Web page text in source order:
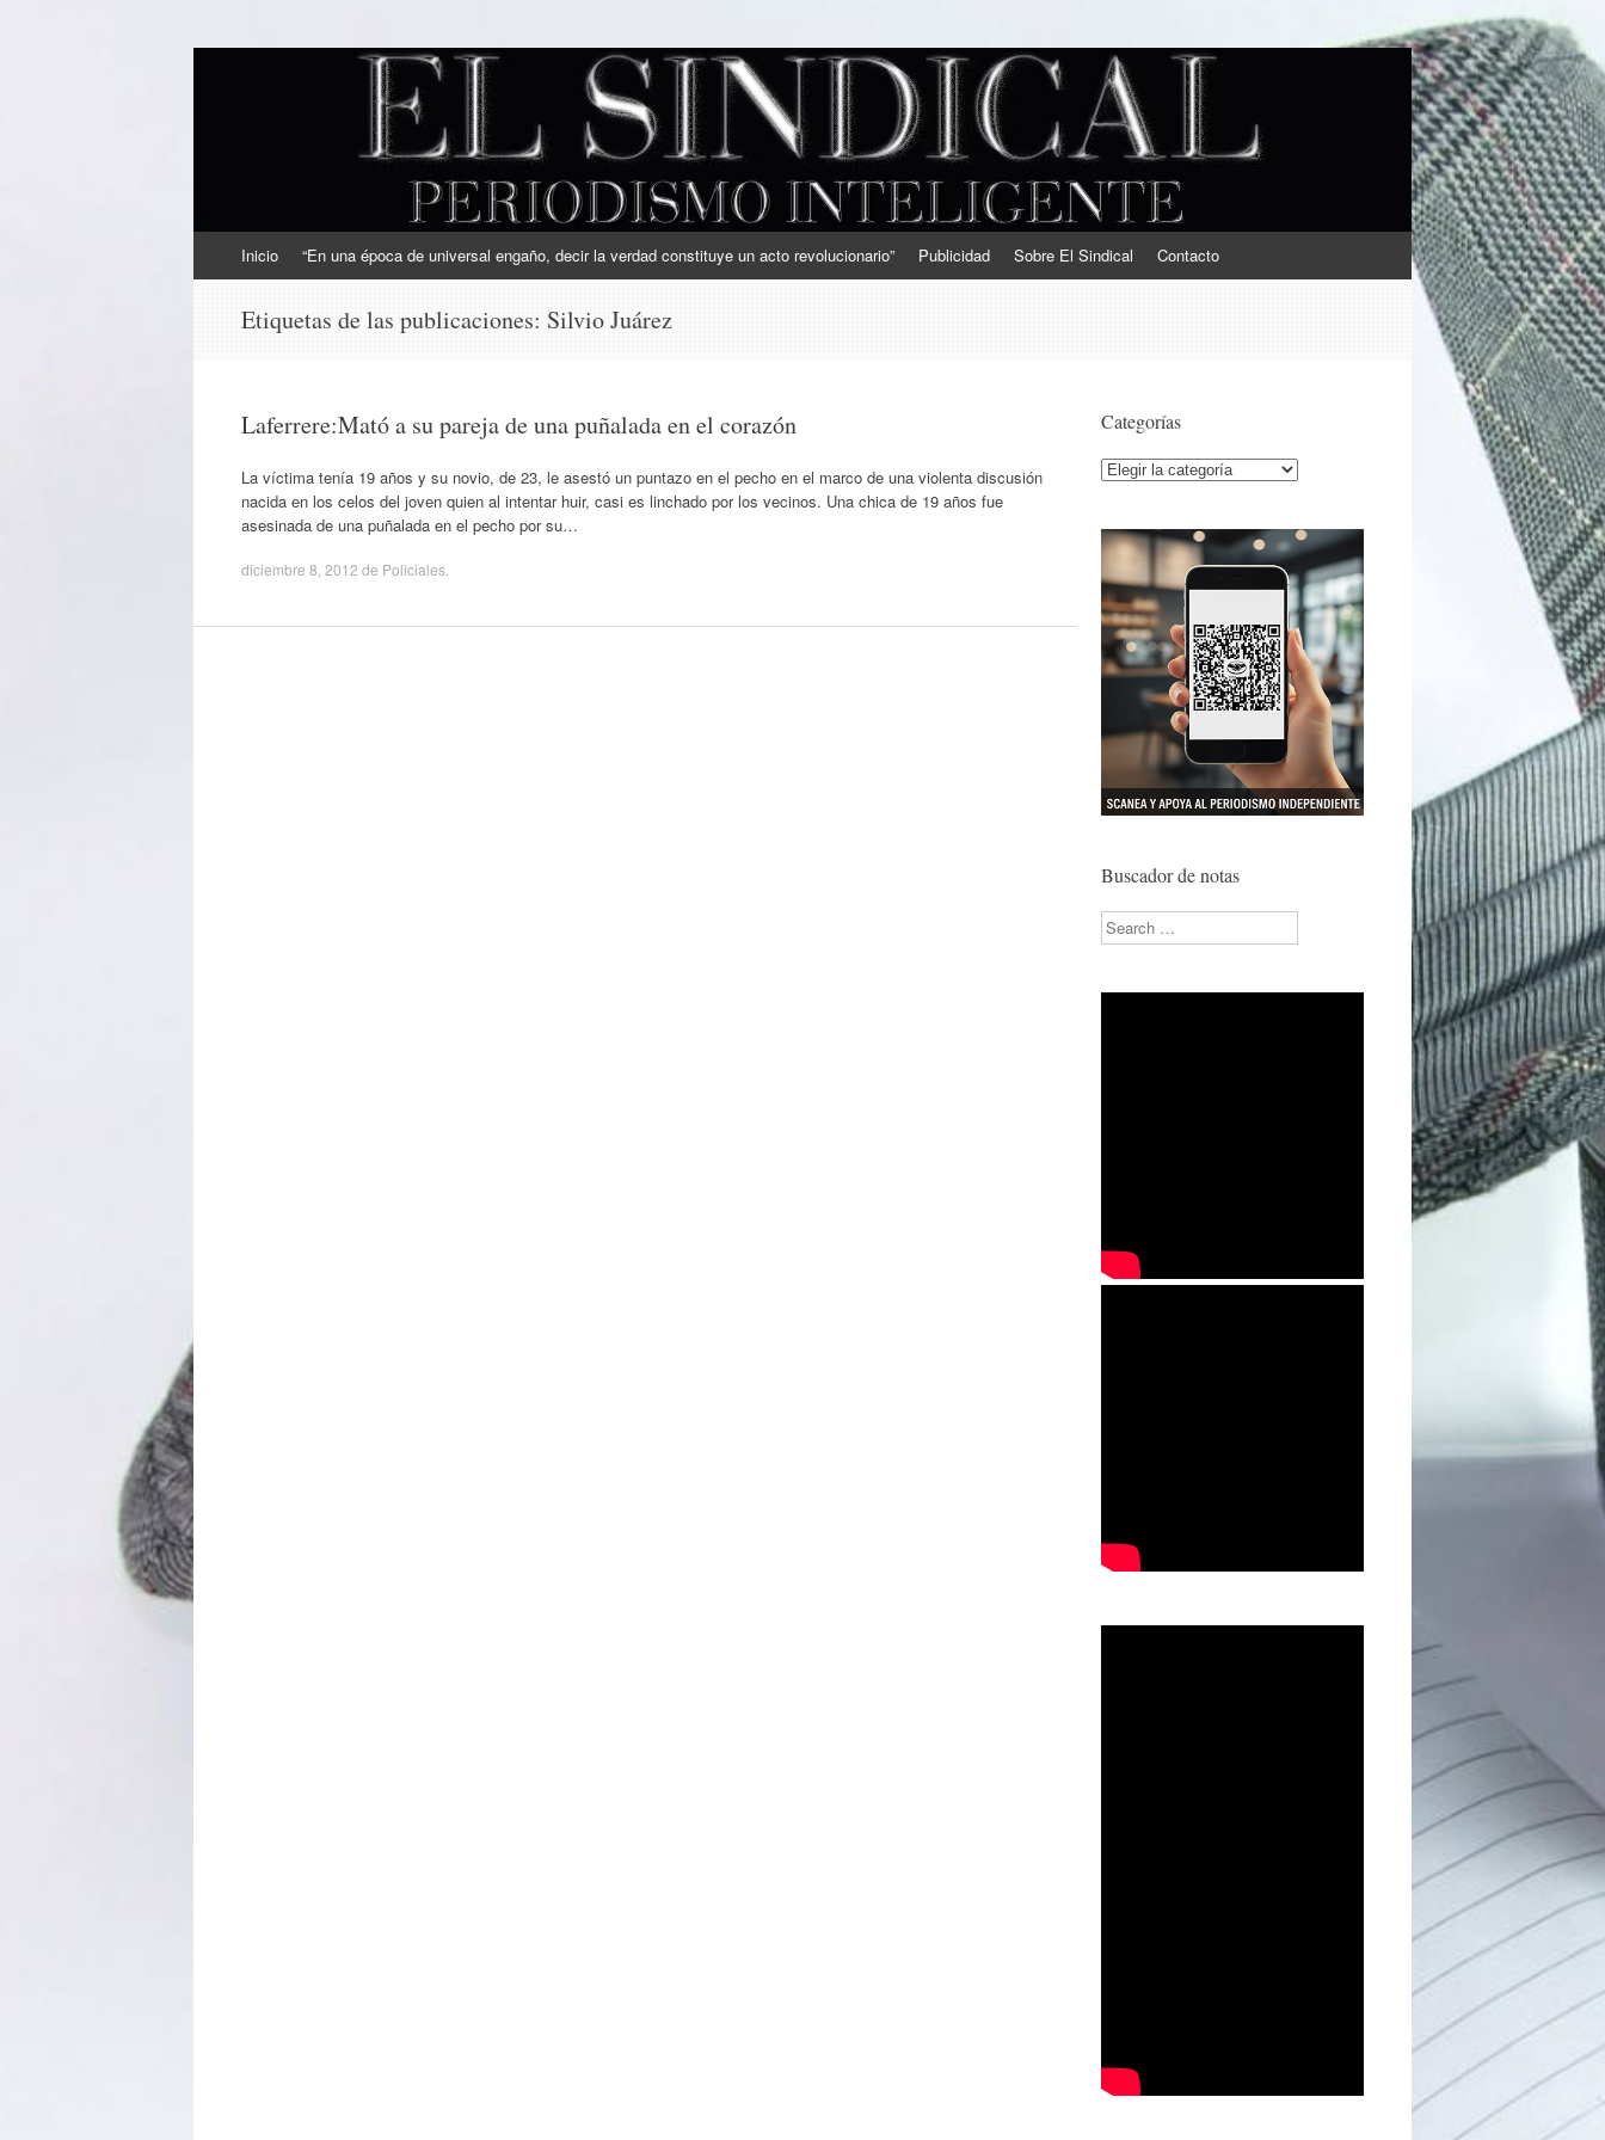
EL SINDICAL
Periodismo Inteligente
al
Inicio “En una época de universal engaño, decir la verdad constituye un acto revolucionario” Publicidad Sobre El Sindical Contacto
Etiquetas de las publicaciones: Silvio Juárez
Laferrere:Mató a su pareja de una puñalada en el corazón
La víctima tenía 19 años y su novio, de 23, le asestó un puntazo en el pecho en el marco de una violenta discusión
nacida en los celos del joven quien al intentar huir, casi es linchado por los vecinos. Una chica de 19 años fue
asesinada de una puñalada en el pecho por su…
diciembre 8, 2012 de Policiales
Categorías
Categorías
Buscador de notas
Search